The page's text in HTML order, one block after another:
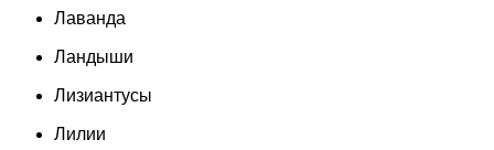
Лаванда
Ландыши
Лизиантусы
Лилии